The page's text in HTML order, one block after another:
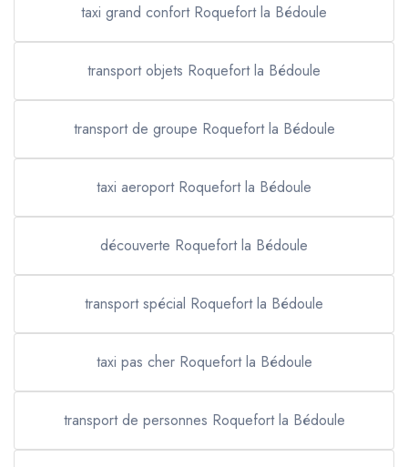
taxi grand confort Roquefort la Bédoule
transport objets Roquefort la Bédoule
transport de groupe Roquefort la Bédoule
taxi aeroport Roquefort la Bédoule
découverte Roquefort la Bédoule
transport spécial Roquefort la Bédoule
taxi pas cher Roquefort la Bédoule
transport de personnes Roquefort la Bédoule